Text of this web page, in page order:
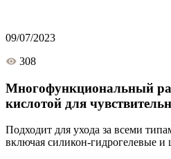
09/07/2023
308
Многофункциональный
кислотой для
Подходит для ухода за всеми
включая силикон-гидрогелевые и